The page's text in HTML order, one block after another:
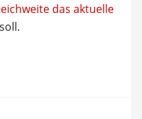
das aktuelle
soll.